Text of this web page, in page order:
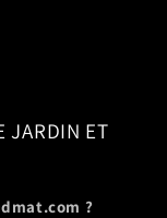
JARDIN ET
?